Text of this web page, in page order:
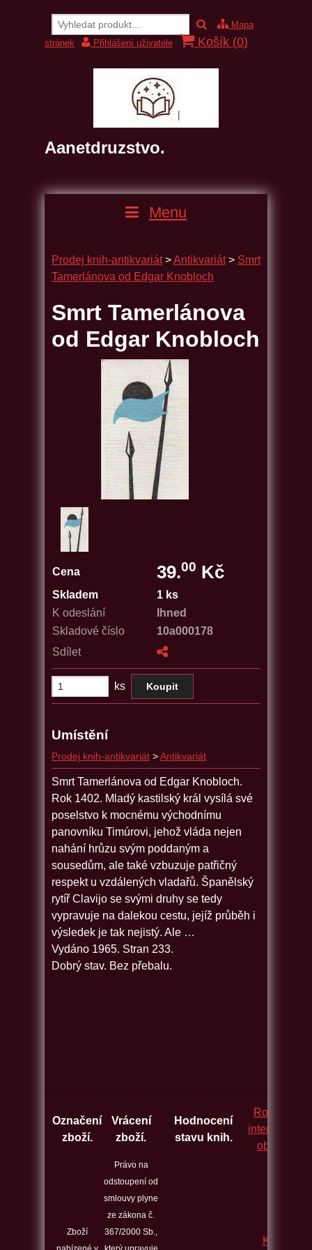
Mapa
stránek
Přihlášení uživatele Košík (0)
Aanetdruzstvo.
Menu
Prodej knih-antikvariát >Antikvariát > Smrt
Tamerlánova od Edgar Knobloch
Smrt Tamerlánova
od Edgar Knobloch
Cena 39.00 Kč
Skladem
1 ks
K odeslání
Ihned
Skladové číslo
10a000178
Sdílet
ks
Umístění
Prodej knih-antikvariát > Antikvariát
Smrt Tamerlánova od Edgar Knobloch.
Rok 1402. Mladý kastilský král vysílá své
poselstvo k mocnému východnímu
panovníku Timúrovi, jehož vláda nejen
nahání hrůzu svým poddaným a
sousedům, ale také vzbuzuje patřičný
respekt u vzdálených vladařů. Španělský
rytíř Clavijo se svými druhy se tedy
vypravuje na dalekou cestu, jejíž průběh i
výsledek je tak nejistý. Ale …
Vydáno 1965. Stran 233.
Dobrý stav. Bez přebalu.
Označení
zboží.
Vrácení
zboží.
Hodnocení
stavu knih.
Rozcestník
obchodů.
Zboží
Právo na
odstoupení od
smlouvy plyne
ze zákona č.
367/2000 Sb.,
Kontakt